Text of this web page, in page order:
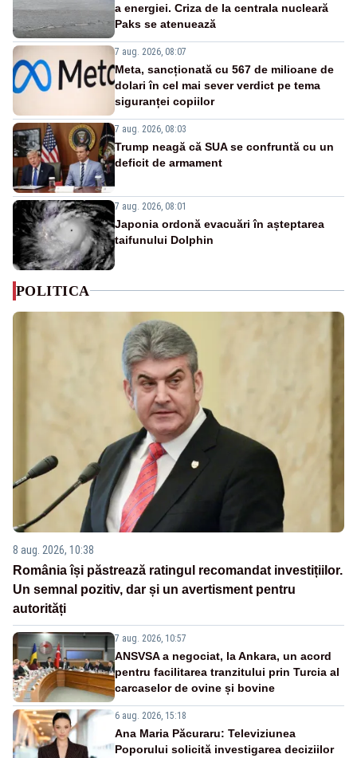
a energiei. Criza de la centrala nucleară
Paks se atenuează
7 aug. 2026, 08:07
Meta, sancționată cu 567 de milioane de
dolari în cel mai sever verdict pe tema
siguranței copiilor
7 aug. 2026, 08:03
Trump neagă că SUA se confruntă cu un
deficit de armament
7 aug. 2026, 08:01
Japonia ordonă evacuări în așteptarea
taifunului Dolphin
POLITICA
8 aug. 2026, 10:38
România își păstrează ratingul recomandat investițiilor.
Un semnal pozitiv, dar și un avertisment pentru
autorități
7 aug. 2026, 10:57
ANSVSA a negociat, la Ankara, un acord
pentru facilitarea tranzitului prin Turcia al
carcaselor de ovine și bovine
6 aug. 2026, 15:18
Ana Maria Păcuraru: Televiziunea
Poporului solicită investigarea deciziilor